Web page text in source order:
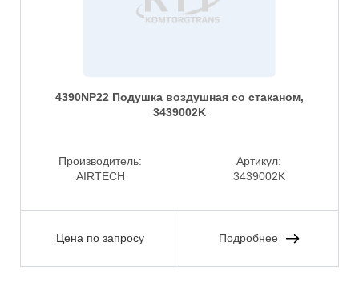
4390NP22 Подушка воздушная со стаканом,
3439002K
Производитель:
AIRTECH
Артикул:
3439002K
Цена по запросу Подробнее